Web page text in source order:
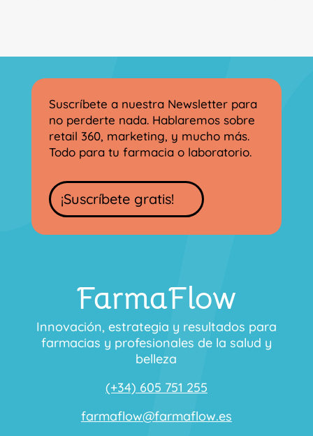
Suscríbete a nuestra Newsletter para
no perderte nada. Hablaremos sobre
retail 360, marketing, y mucho más.
Todo para tu farmacia o laboratorio.
¡Suscríbete gratis!
FarmaFlow
Innovación, estrategia y resultados para
farmacias y profesionales de la salud y
belleza
(+34) 605 751 255
farmaflow@farmaflow.es